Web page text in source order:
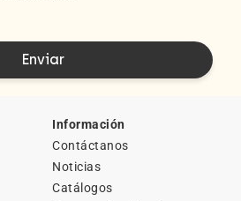
Información
Contáctanos
Noticias
Catálogos